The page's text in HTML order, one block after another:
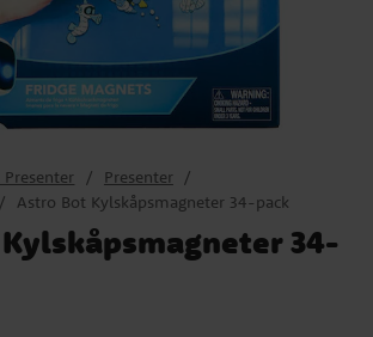
Presenter
Astro Bot Kylskåpsmagneter 34-pack
34-